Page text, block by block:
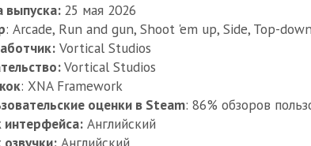
выпуска: 25 мая 2026
: Arcade, Run and gun, Shoot 'em up, Side, Top-
Vortical Studios
Vortical Studios
: XNA Framework
оценки в Steam: 86% обзоров
интерфейса: Английский